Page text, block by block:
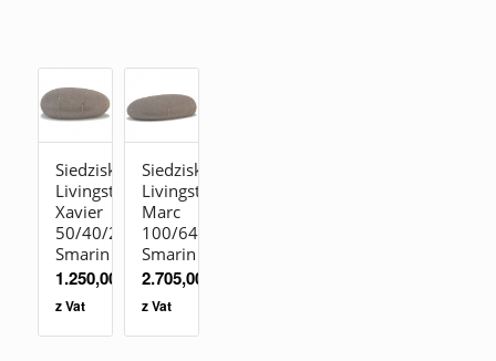
Siedzisko
Livingstones
Xavier
50/40/26
Smarin
1.250,00
z Vat
Siedzisko
Livingstones
Marc
100/64/35
Smarin
2.705,00
z Vat